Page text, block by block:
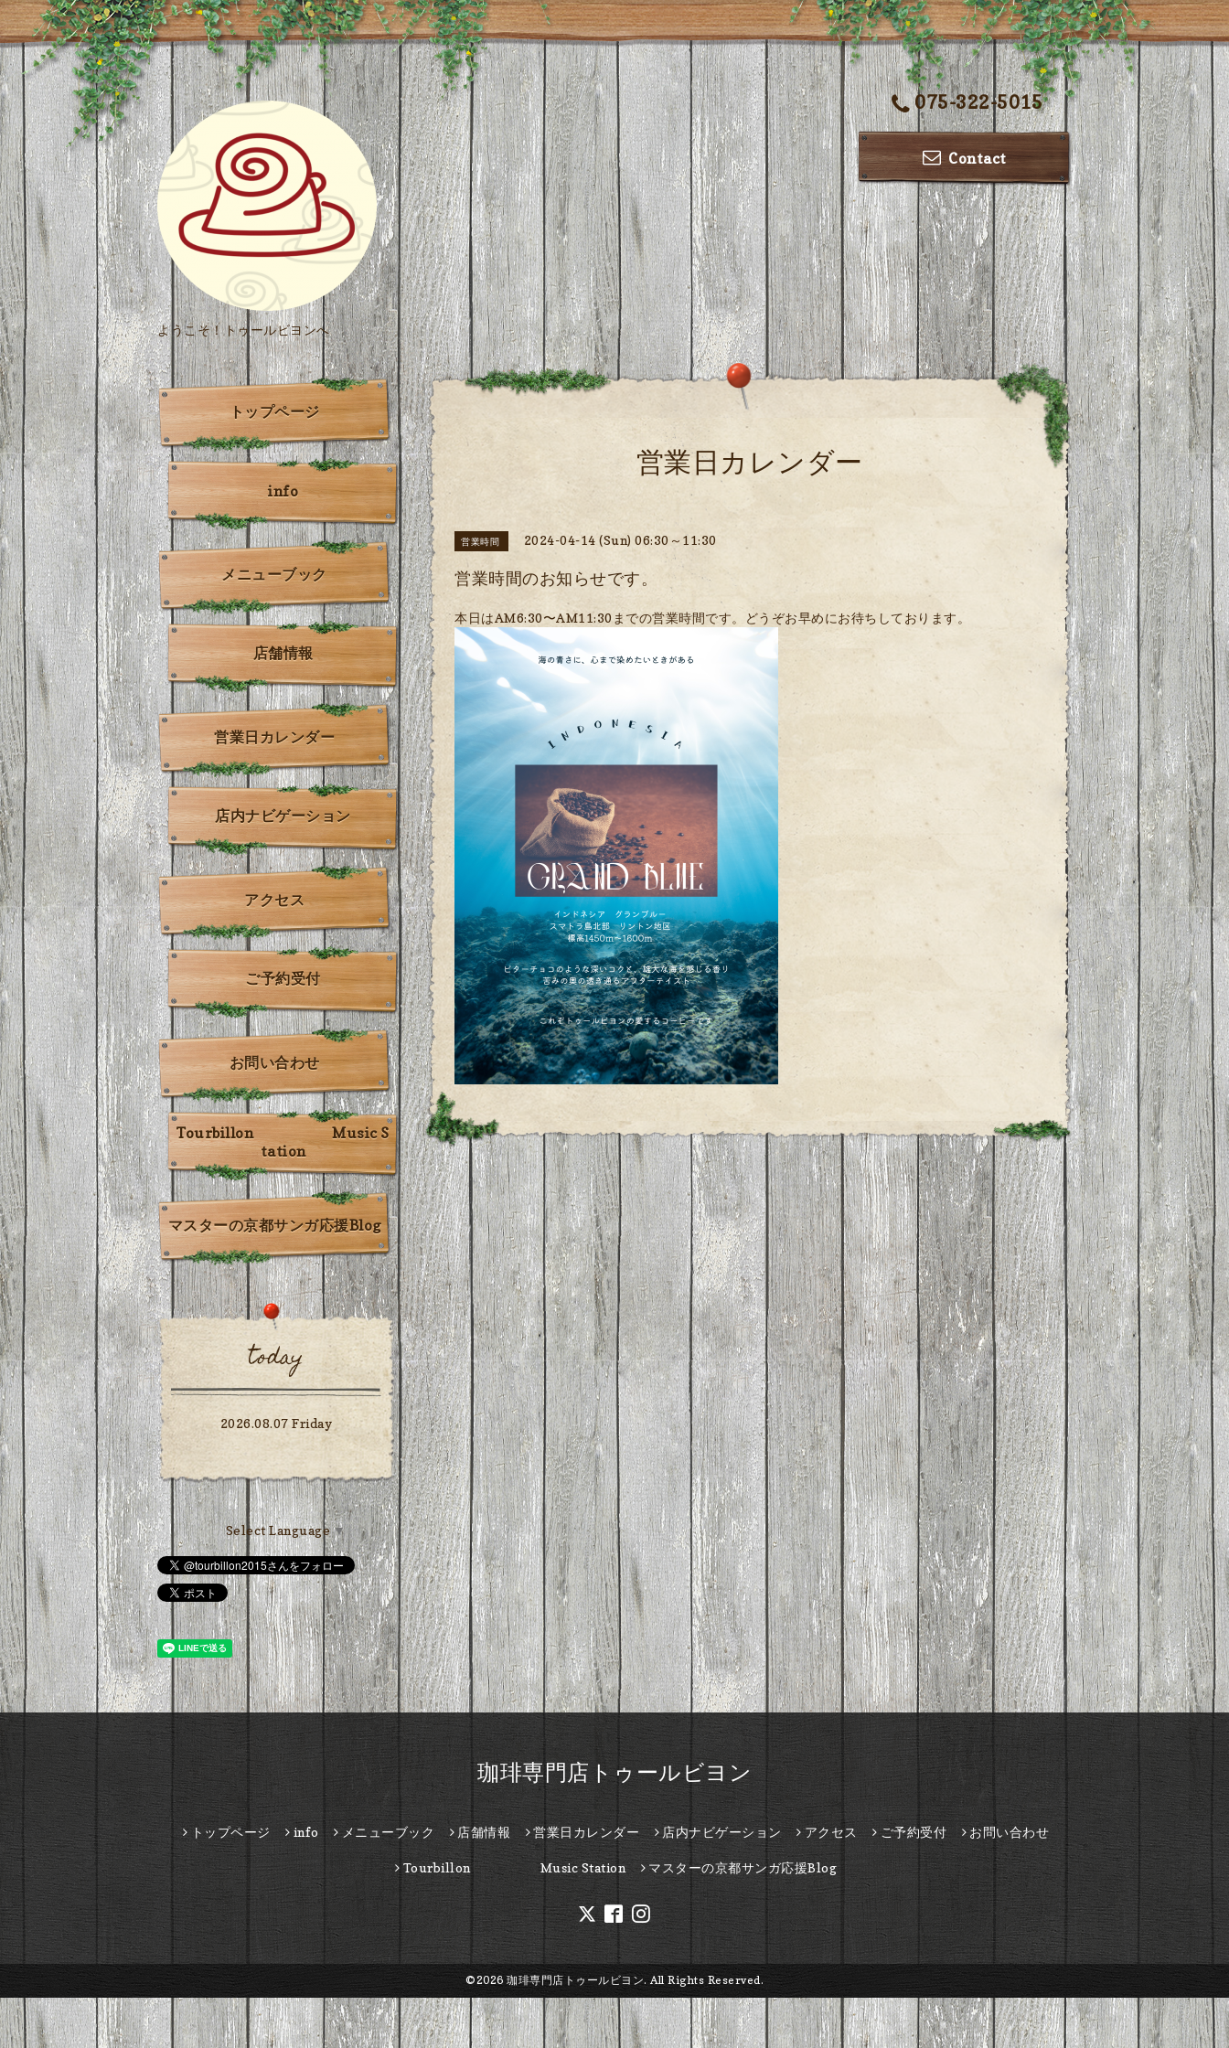
075-322-5015
Contact
ようこそ！トゥールビヨンへ
営業日カレンダー
営業時間 2024-04-14 (Sun) 06:30～11:30
営業時間のお知らせです。
本日はAM6:30〜AM11:30までの営業時間です。どうぞお早めにお待ちしております。
トップページ
info
メニューブック
店舗情報
営業日カレンダー
店内ナビゲーション
アクセス
ご予約受付
お問い合わせ
Tourbillon Music S
tation
マスターの京都サンガ応援Blog
today
2026.08.07 Friday
Select Language▼
珈琲専門店トゥールビヨン
トップページ info メニューブック 店舗情報 営業日カレンダー 店内ナビゲーション アクセス ご予約受付 お問い合わせ
Tourbillon Music Station マスターの京都サンガ応援Blog
©2026 珈琲専門店トゥールビヨン. All Rights Reserved.